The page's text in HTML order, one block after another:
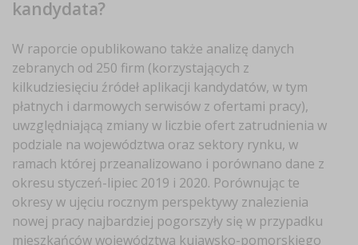
kandydata?
W raporcie opublikowano także analizę danych
zebranych od 250 firm (korzystających z
kilkudziesięciu źródeł aplikacji kandydatów, w tym
płatnych i darmowych serwisów z ofertami pracy),
uwzględniającą zmiany w liczbie ofert zatrudnienia w
podziale na województwa oraz sektory rynku, w
ramach której przeanalizowano i porównano dane z
okresu styczeń-lipiec 2019 i 2020. Porównując te
okresy w ujęciu rocznym perspektywy znalezienia
nowej pracy najbardziej pogorszyły się w przypadku
mieszkańców województwa kujawsko-pomorskiego